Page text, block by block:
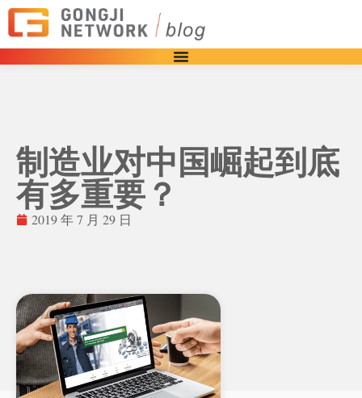
制造业对中国崛起到底
有多重要？
2019 年 7 月 29 日